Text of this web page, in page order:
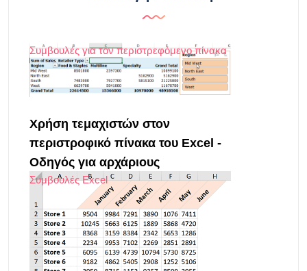
Συμβουλές για τον περιστρεφόμενο πίνακα
Χρήση τεμαχιστών στον
περιστροφικό πίνακα του Excel -
Οδηγός για αρχάριους
Συμβουλές Excel